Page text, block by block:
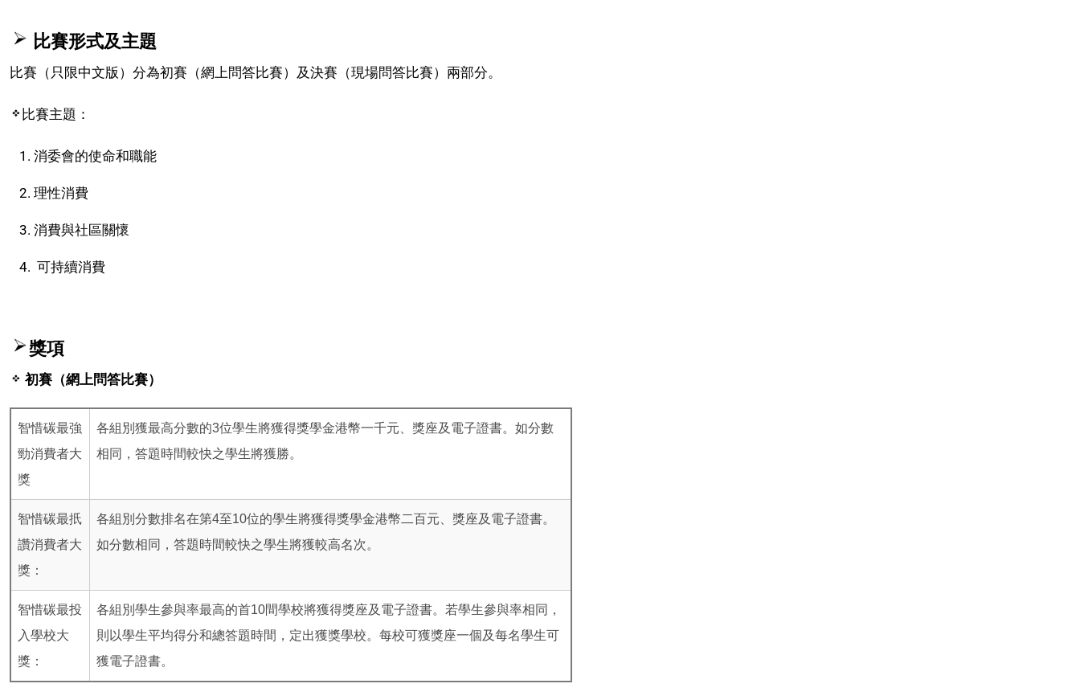
比賽形式及主題
比賽（只限中文版）分為初賽（網上問答比賽）及決賽（現場問答比賽）兩部分。
比賽主題：
消委會的使命和職能
理性消費
消費與社區關懷
可持續消費
獎項
初賽（網上問答比賽）
智惜碳最強
勁消費者大
獎
各組別獲最高分數的3位學生將獲得獎學金港幣一千元、獎座及電子證書。如分數
相同，答題時間較快之學生將獲勝。
智惜碳最扺
讚消費者大
獎：
各組別分數排名在第4至10位的學生將獲得獎學金港幣二百元、獎座及電子證書。
如分數相同，答題時間較快之學生將獲較高名次。
智惜碳最投
入學校大
獎：
各組別學生參與率最高的首10間學校將獲得獎座及電子證書。若學生參與率相同，
則以學生平均得分和總答題時間，定出獲獎學校。每校可獲獎座一個及每名學生可
獲電子證書。